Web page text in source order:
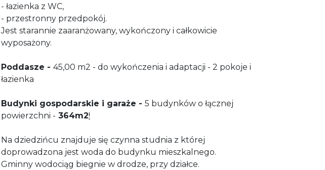
- łazienka z WC,
- przestronny przedpokój.
Jest starannie zaaranżowany, wykończony i całkowicie
wyposażony.
Poddasze - 45,00 m2 - do wykończenia i adaptacji - 2 pokoje i
łazienka
Budynki gospodarskie i garaże - 5 budynków o łącznej
powierzchni - 364m2!
Na dziedzińcu znajduje się czynna studnia z której
doprowadzona jest woda do budynku mieszkalnego.
Gminny wodociąg biegnie w drodze, przy działce.